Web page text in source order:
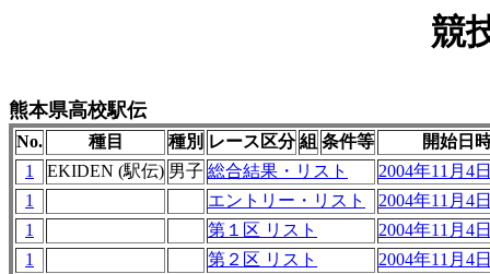
競
熊本県高校駅伝
No. 種目 種別 レース区分 組 条件等
開始日
1
EKIDEN (駅伝) 男子 総合結果・リスト
2004年11月4
1
エントリー・リスト
2004年11月4
1
第１区 リスト
2004年11月4
1
第２区 リスト
2004年11月4